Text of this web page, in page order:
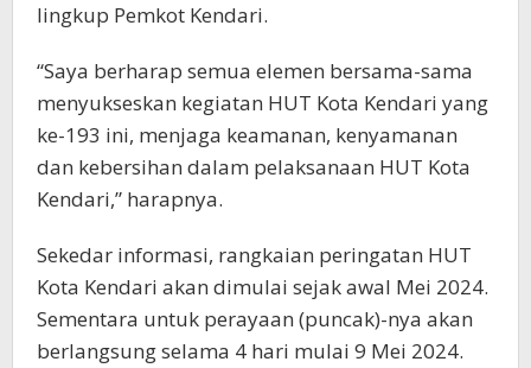
lingkup Pemkot Kendari.
“Saya berharap semua elemen bersama-sama
menyukseskan kegiatan HUT Kota Kendari yang
ke-193 ini, menjaga keamanan, kenyamanan
dan kebersihan dalam pelaksanaan HUT Kota
Kendari,” harapnya.
Sekedar informasi, rangkaian peringatan HUT
Kota Kendari akan dimulai sejak awal Mei 2024.
Sementara untuk perayaan (puncak)-nya akan
berlangsung selama 4 hari mulai 9 Mei 2024.